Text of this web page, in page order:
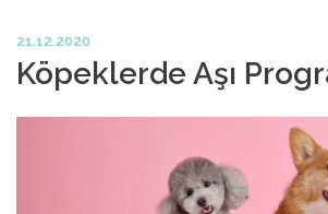
21.12.2020
Köpeklerde Aşı